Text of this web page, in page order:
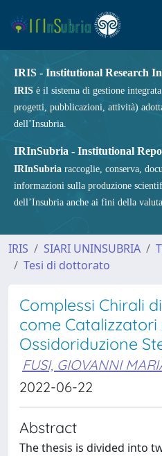
IRIS - Institutional Research
IRIS è il sistema di gestione
progetti, pubblicazioni, attività)
dell’Insubria.
IRInSubria - Institutional
IRInSubria raccoglie, conserva,
informazioni sulla produzione
dell’Insubria anche ai fini della
IRIS SIARI UNINSUBRIA
Tesi di dottorato
Complessi Chirali
come
Ossidoriduzione
FUSI, GIOVANNI
2022-06-22
Abstract
The thesis is divided into